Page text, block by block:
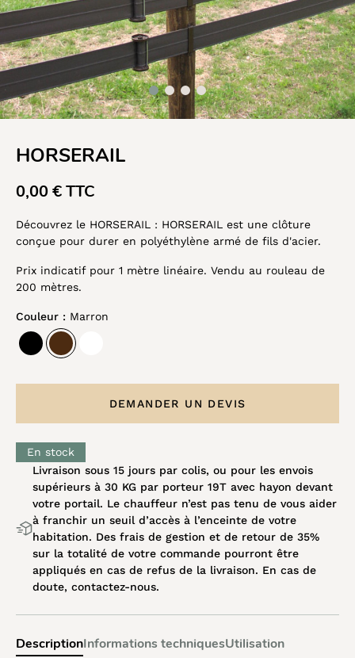
HORSERAIL
0,00 € TTC
Découvrez le HORSERAIL : HORSERAIL est une clôture
conçue pour durer en polyéthylène armé de fils d'acier.
Prix indicatif pour 1 mètre linéaire. Vendu au rouleau de
200 mètres.
Couleur : Marron
DEMANDER UN DEVIS
En stock
Livraison sous 15 jours par colis, ou pour les envois
supérieurs à 30 KG par porteur 19T avec hayon devant
votre portail. Le chauffeur n’est pas tenu de vous aider
à franchir un seuil d’accès à l’enceinte de votre
habitation. Des frais de gestion et de retour de 35%
sur la totalité de votre commande pourront être
appliqués en cas de refus de la livraison. En cas de
doute, contactez-nous.
DescriptionInformations techniquesUtilisation